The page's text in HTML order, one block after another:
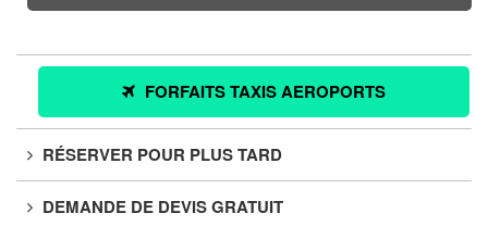
FORFAITS TAXIS AEROPORTS
RÉSERVER POUR PLUS TARD
DEMANDE DE DEVIS GRATUIT